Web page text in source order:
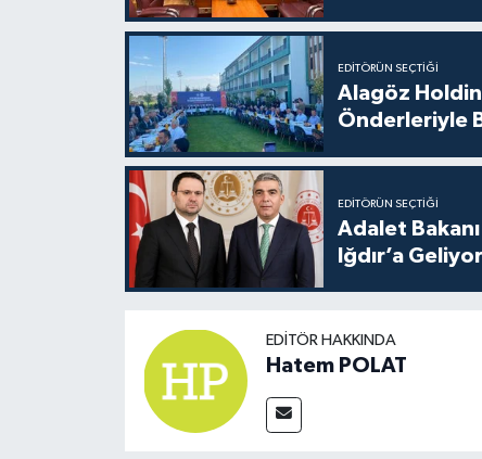
EDITÖRÜN SEÇTIĞI
Alagöz
Önderleriyle
EDITÖRÜN SEÇTIĞI
Adalet
Iğdır’a Geliyor
EDITÖR HAKKINDA
Hatem POLAT